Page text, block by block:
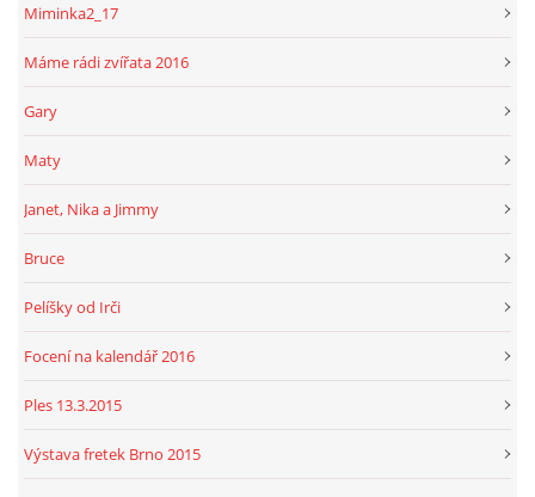
Miminka2_17
Máme rádi zvířata 2016
Gary
Maty
Janet, Nika a Jimmy
Bruce
Pelíšky od Irči
Focení na kalendář 2016
Ples 13.3.2015
Výstava fretek Brno 2015